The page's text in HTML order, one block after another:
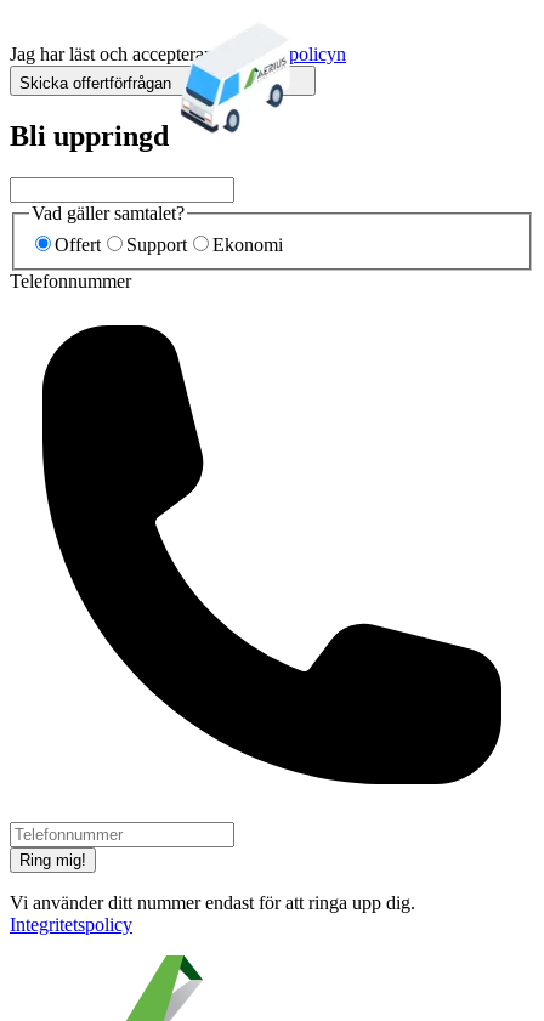
Jag har läst och accepterar integritetspolicyn
Skicka offertförfrågan
Bli uppringd
Vad gäller samtalet?
Offert
Support
Ekonomi
Telefonnummer
Ring mig!
Vi använder ditt nummer endast för att ringa upp dig.
Integritetspolicy